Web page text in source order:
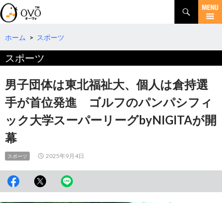
検
索
コ
テ
へ
動
ホーム > スポーツ
スポーツ
男子団体は東北福祉大、個人は倉持選
手が首位発進 ゴルフのパンパシフィ
ック大学スーパーリーグbyNIGITAが開
幕
スポーツ 2025年9月4日